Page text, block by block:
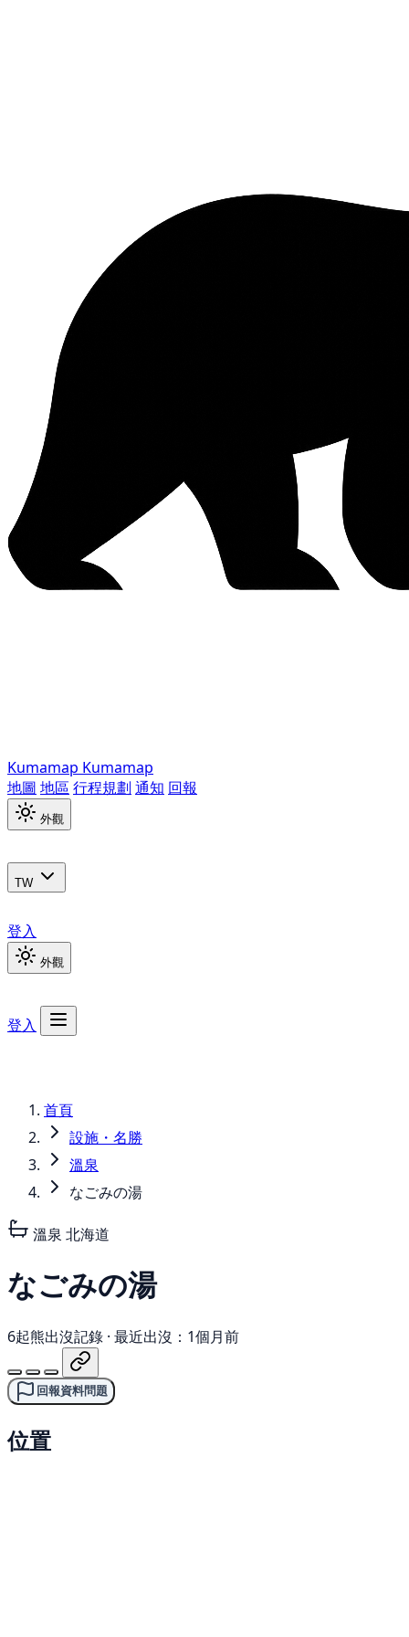
Kumamap Kumamap
地圖 地區 行程規劃 通知 回報
外觀
TW
登入
外觀
登入
首頁
設施・名勝
溫泉
なごみの湯
溫泉 北海道
なごみの湯
6起熊出沒記錄 · 最近出沒：1個月前
回報資料問題
位置